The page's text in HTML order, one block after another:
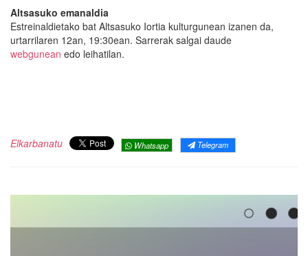
Altsasuko emanaldia
Estreinaldietako bat Altsasuko Iortia kulturgunean izanen da,
urtarrilaren 12an, 19:30ean. Sarrerak salgai daude
webgunean edo leihatilan.
Elkarbanatu Whatsapp Telegram